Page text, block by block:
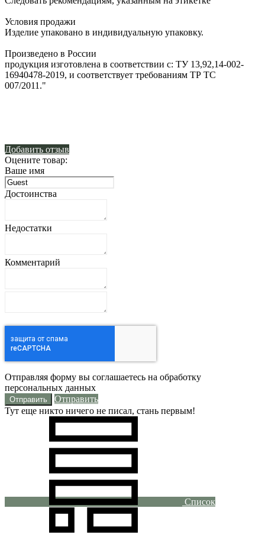
Условия продажи
Изделие упаковано в индивидуальную упаковку.
Произведено в России
продукция изготовлена в соответствии с: ТУ 13,92,14-002-
16940478-2019, и соответствует требованиям ТР ТС
007/2011."
Добавить отзыв
Оцените товар:
Ваше имя
Достоинства
Недостатки
Комментарий
Отправляя форму вы соглашаетесь на обработку
персональных данных
Отправить
Тут еще никто ничего не писал, стань первым!
Список